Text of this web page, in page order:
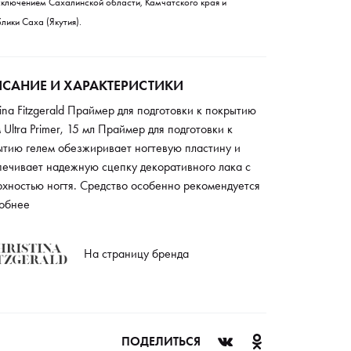
Саха (Якутия).
И ХАРАКТЕРИСТИКИ
Fitzgerald Праймер для подготовки к покрытию
Ultra Primer, 15 мл Праймер для подготовки к
гелем обезжиривает ногтевую пластину и
надежную сцепку декоративного лака с
ногтя. Средство особенно рекомендуется
и поврежденным ногтям, выравнивает
На страницу бренда
ПОДЕЛИТЬСЯ